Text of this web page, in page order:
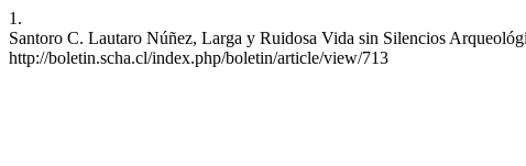
1.
Santoro C. Lautaro Núñez, Larga y Ruidosa Vida sin Silencios
http://boletin.scha.cl/index.php/boletin/article/view/713